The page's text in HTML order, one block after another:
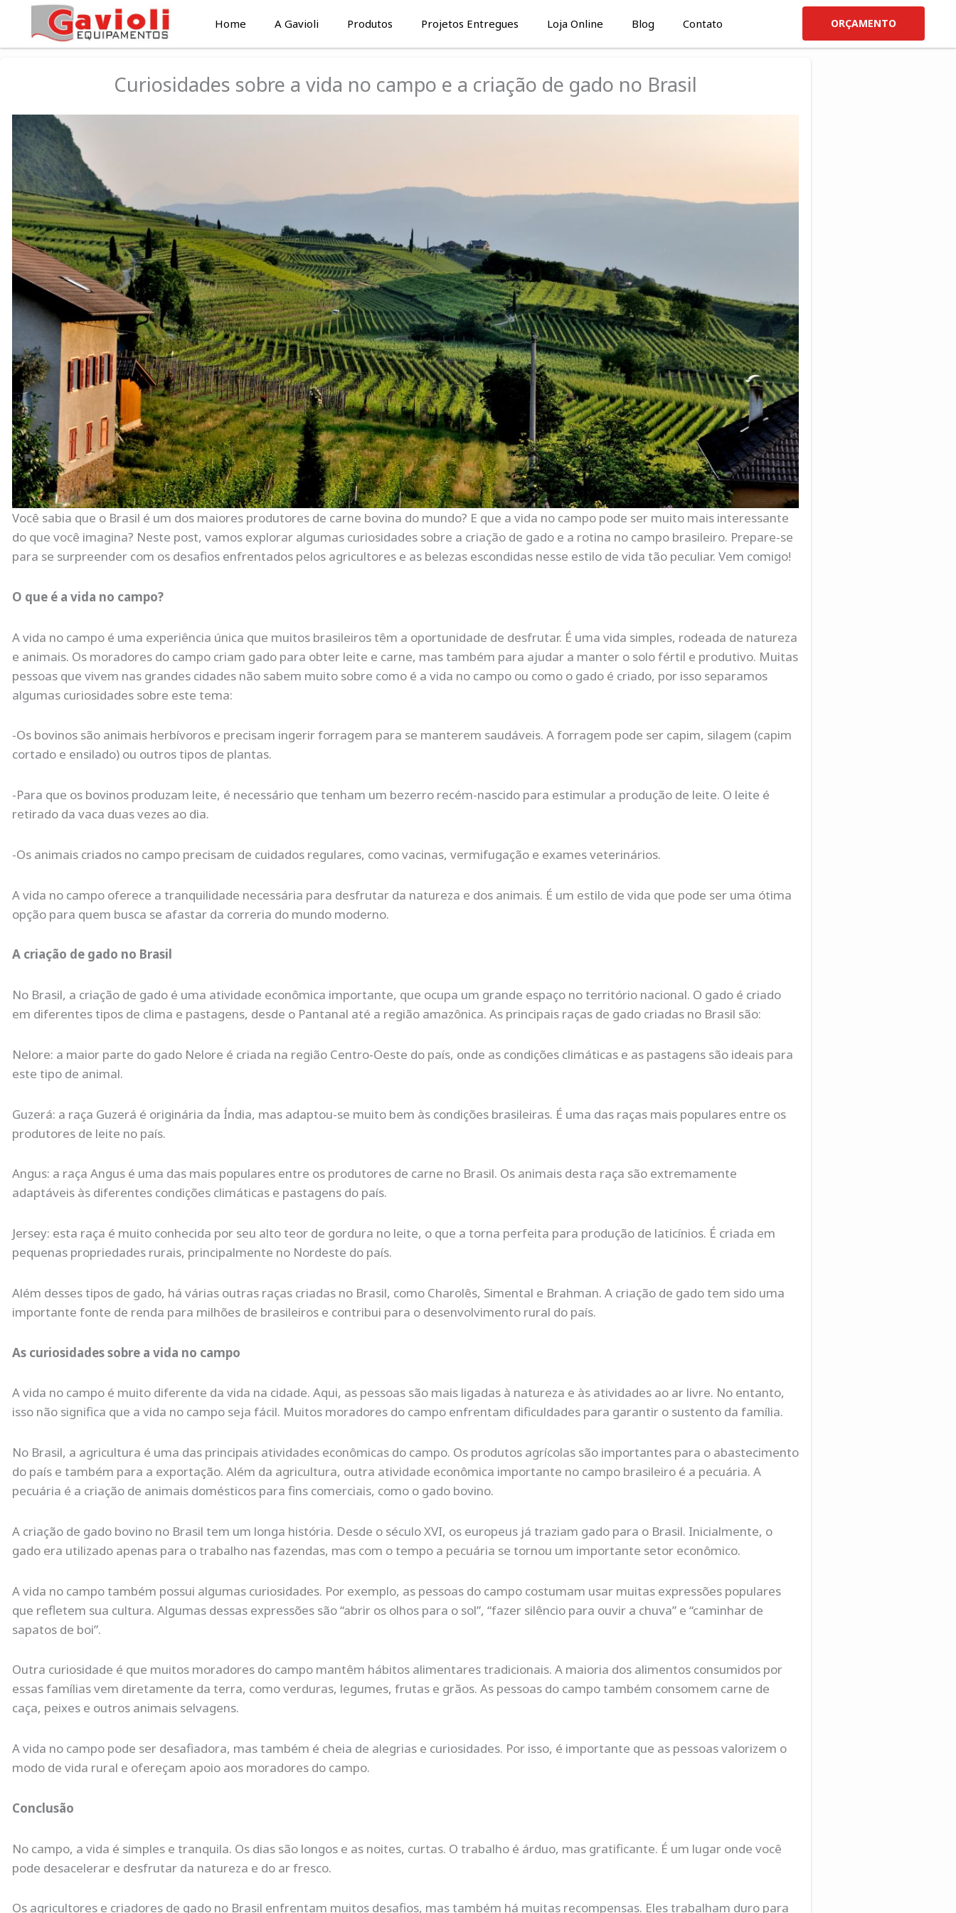
o
Home A Gavioli Produtos Projetos Entregues Loja Online Blog Contato ORÇAMENTO
Curiosidades sobre a vida no campo e a criação de gado no Brasil
Você sabia que o Brasil é um dos maiores produtores de carne bovina do mundo? E que a vida no campo pode ser muito mais interessante
do que você imagina? Neste post, vamos explorar algumas curiosidades sobre a criação de gado e a rotina no campo brasileiro. Prepare-se
para se surpreender com os desafios enfrentados pelos agricultores e as belezas escondidas nesse estilo de vida tão peculiar. Vem comigo!
O que é a vida no campo?
A vida no campo é uma experiência única que muitos brasileiros têm a oportunidade de desfrutar. É uma vida simples, rodeada de natureza
e animais. Os moradores do campo criam gado para obter leite e carne, mas também para ajudar a manter o solo fértil e produtivo. Muitas
pessoas que vivem nas grandes cidades não sabem muito sobre como é a vida no campo ou como o gado é criado, por isso separamos
algumas curiosidades sobre este tema:
-Os bovinos são animais herbívoros e precisam ingerir forragem para se manterem saudáveis. A forragem pode ser capim, silagem (capim
cortado e ensilado) ou outros tipos de plantas.
-Para que os bovinos produzam leite, é necessário que tenham um bezerro recém-nascido para estimular a produção de leite. O leite é
retirado da vaca duas vezes ao dia.
-Os animais criados no campo precisam de cuidados regulares, como vacinas, vermifugação e exames veterinários.
A vida no campo oferece a tranquilidade necessária para desfrutar da natureza e dos animais. É um estilo de vida que pode ser uma ótima
opção para quem busca se afastar da correria do mundo moderno.
A criação de gado no Brasil
No Brasil, a criação de gado é uma atividade econômica importante, que ocupa um grande espaço no território nacional. O gado é criado
em diferentes tipos de clima e pastagens, desde o Pantanal até a região amazônica. As principais raças de gado criadas no Brasil são:
Nelore: a maior parte do gado Nelore é criada na região Centro-Oeste do país, onde as condições climáticas e as pastagens são ideais para
este tipo de animal.
Guzerá: a raça Guzerá é originária da Índia, mas adaptou-se muito bem às condições brasileiras. É uma das raças mais populares entre os
produtores de leite no país.
Angus: a raça Angus é uma das mais populares entre os produtores de carne no Brasil. Os animais desta raça são extremamente
adaptáveis ​​às diferentes condições climáticas e pastagens do país.
Jersey: esta raça é muito conhecida por seu alto teor de gordura no leite, o que a torna perfeita para produção de laticínios. É criada em
pequenas propriedades rurais, principalmente no Nordeste do país.
Além desses tipos de gado, há várias outras raças criadas no Brasil, como Charolês, Simental e Brahman. A criação de gado tem sido uma
importante fonte de renda para milhões de brasileiros e contribui para o desenvolvimento rural do país.
As curiosidades sobre a vida no campo
A vida no campo é muito diferente da vida na cidade. Aqui, as pessoas são mais ligadas à natureza e às atividades ao ar livre. No entanto,
isso não significa que a vida no campo seja fácil. Muitos moradores do campo enfrentam dificuldades para garantir o sustento da família.
No Brasil, a agricultura é uma das principais atividades econômicas do campo. Os produtos agrícolas são importantes para o abastecimento
do país e também para a exportação. Além da agricultura, outra atividade econômica importante no campo brasileiro é a pecuária. A
pecuária é a criação de animais domésticos para fins comerciais, como o gado bovino.
A criação de gado bovino no Brasil tem um longa história. Desde o século XVI, os europeus já traziam gado para o Brasil. Inicialmente, o
gado era utilizado apenas para o trabalho nas fazendas, mas com o tempo a pecuária se tornou um importante setor econômico.
A vida no campo também possui algumas curiosidades. Por exemplo, as pessoas do campo costumam usar muitas expressões populares
que refletem sua cultura. Algumas dessas expressões são “abrir os olhos para o sol”, “fazer silêncio para ouvir a chuva” e “caminhar de
sapatos de boi”.
Outra curiosidade é que muitos moradores do campo mantêm hábitos alimentares tradicionais. A maioria dos alimentos consumidos por
essas famílias vem diretamente da terra, como verduras, legumes, frutas e grãos. As pessoas do campo também consomem carne de
caça, peixes e outros animais selvagens.
A vida no campo pode ser desafiadora, mas também é cheia de alegrias e curiosidades. Por isso, é importante que as pessoas valorizem o
modo de vida rural e ofereçam apoio aos moradores do campo.
Conclusão
No campo, a vida é simples e tranquila. Os dias são longos e as noites, curtas. O trabalho é árduo, mas gratificante. É um lugar onde você
pode desacelerar e desfrutar da natureza e do ar fresco.
Os agricultores e criadores de gado no Brasil enfrentam muitos desafios, mas também há muitas recompensas. Eles trabalham duro para